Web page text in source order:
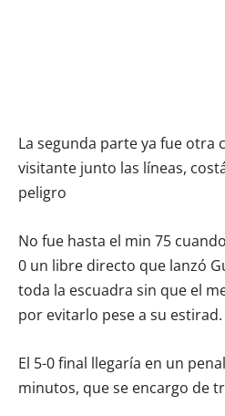
La segunda parte ya fue otra
visitante junto las líneas,
peligro
No fue hasta el min 75
0 un libre directo que lanzó
toda la escuadra sin que el
por evitarlo pese a su estirad.
El 5-0 final llegaría en un
minutos, que se encargo de